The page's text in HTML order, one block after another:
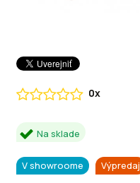
Na sklade
V showroome Výpredaj
0x